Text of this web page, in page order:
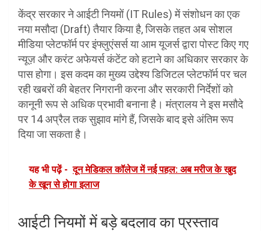
केंद्र सरकार ने आईटी नियमों (IT Rules) में संशोधन का एक
नया मसौदा (Draft) तैयार किया है, जिसके तहत अब सोशल
मीडिया प्लेटफॉर्म पर इंफ्लुएंसर्स या आम यूजर्स द्वारा पोस्ट किए गए
न्यूज़ और करंट अफेयर्स कंटेंट को हटाने का अधिकार सरकार के
पास होगा। इस कदम का मुख्य उद्देश्य डिजिटल प्लेटफॉर्म पर चल
रही खबरों की बेहतर निगरानी करना और सरकारी निर्देशों को
कानूनी रूप से अधिक प्रभावी बनाना है। मंत्रालय ने इस मसौदे
पर 14 अप्रैल तक सुझाव मांगे हैं, जिसके बाद इसे अंतिम रूप
दिया जा सकता है।
यह भी पढ़ें - दून मेडिकल कॉलेज में नई पहल: अब मरीज के खुद
के खून से होगा इलाज
आईटी नियमों में बड़े बदलाव का प्रस्ताव